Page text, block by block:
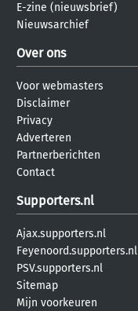
E-zine (nieuwsbrief)
Nieuwsarchief
Over ons
Voor webmasters
Disclaimer
Privacy
Adverteren
Partnerberichten
Contact
Supporters.nl
Ajax.supporters.nl
Feyenoord.supporters.nl
PSV.supporters.nl
Sitemap
Mijn voorkeuren